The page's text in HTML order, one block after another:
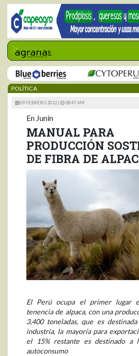
POLÍTICA
09 FEBRERO 2012 | 08:47 AM
En Junín
MANUAL PARA
PRODUCCIÓN
DE FIBRA DE
El Perú ocupa el primer lugar
tenencia de alpaca, con una
3,400 toneladas, que es
industria, la mayoría para
el 15% restante es destinado a
autoconsumo